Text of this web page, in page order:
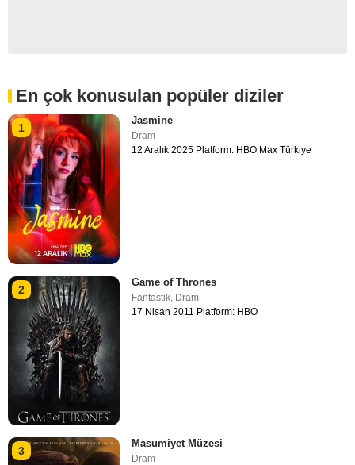
En çok konusulan popüler diziler
1
Jasmine
Dram
12 Aralık 2025 Platform: HBO Max Türkiye
2
Game of Thrones
Fantastik Dram
17 Nisan 2011 Platform: HBO
3
Masumiyet Müzesi
Dram